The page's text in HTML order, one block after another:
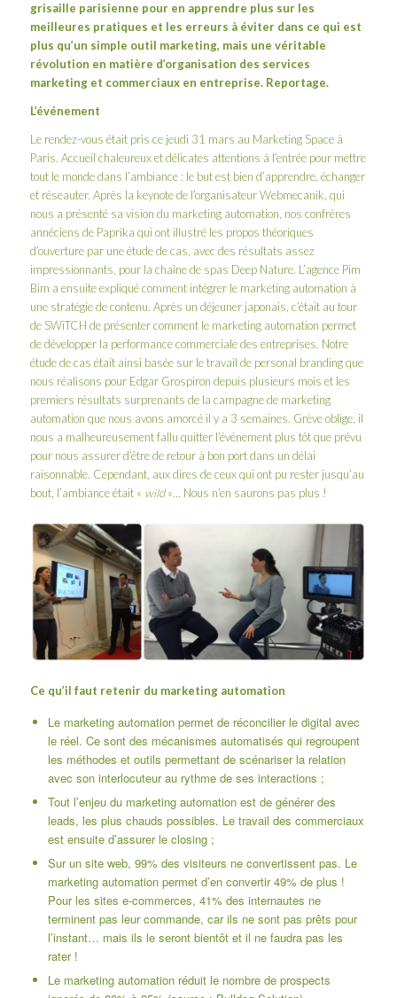
grisaille parisienne pour en apprendre plus sur les
meilleures pratiques et les erreurs à éviter dans ce qui est
plus qu’un simple outil marketing, mais une véritable
révolution en matière d’organisation des services
marketing et commerciaux en entreprise. Reportage.
L’événement
Le rendez-vous était pris ce jeudi 31 mars au Marketing Space à
Paris. Accueil chaleureux et délicates attentions à l’entrée pour mettre
tout le monde dans l’ambiance : le but est bien d’apprendre, échanger
et réseauter. Après la keynote de l’organisateurWebmecanik , qui
nous a présenté sa vision du marketing automation, nos confrères
annéciens de Paprika qui ont illustré les propos théoriques
d’ouverture par une étude de cas, avec des résultats assez
impressionnants, pour la chaîne de spas Deep Nature. L’agence Pim
Bim a ensuite expliqué comment intégrer le marketing automation à
une stratégie de contenu. Après un déjeuner japonais, c’était au tour
de SWiTCH de présenter comment le marketing automation permet
de développer la performance commerciale des entreprises. Notre
étude de cas était ainsi basée sur le travail de personal branding que
nous réalisons pour Edgar Grospiron depuis plusieurs mois et les
premiers résultats surprenants de la campagne de marketing
automation que nous avons amorcé il y a 3 semaines. Grève oblige, il
nous a malheureusement fallu quitter l’événement plus tôt que prévu
pour nous assurer d’être de retour à bon port dans un délai
raisonnable. Cependant, aux dires de ceux qui ont pu rester jusqu’au
bout, l’ambiance était « wild»… Nous n’en saurons pas plus !
Ce qu’il faut retenir du marketing automation
Le marketing automation permet de réconcilier le digital avec
le réel. Ce sont des mécanismes automatisés qui regroupent
les méthodes et outils permettant de scénariser la relation
avec son interlocuteur au rythme de ses interactions ;
Tout l’enjeu du marketing automation est de générer des
leads, les plus chauds possibles. Le travail des commerciaux
est ensuite d’assurer le closing ;
Sur un site web, 99% des visiteurs ne convertissent pas. Le
marketing automation permet d’en convertir 49% de plus !
Pour les sites e-commerces, 41% des internautes ne
terminent pas leur commande, car ils ne sont pas prêts pour
l’instant… mais ils le seront bientôt et il ne faudra pas les
rater !
Le marketing automation réduit le nombre de prospects